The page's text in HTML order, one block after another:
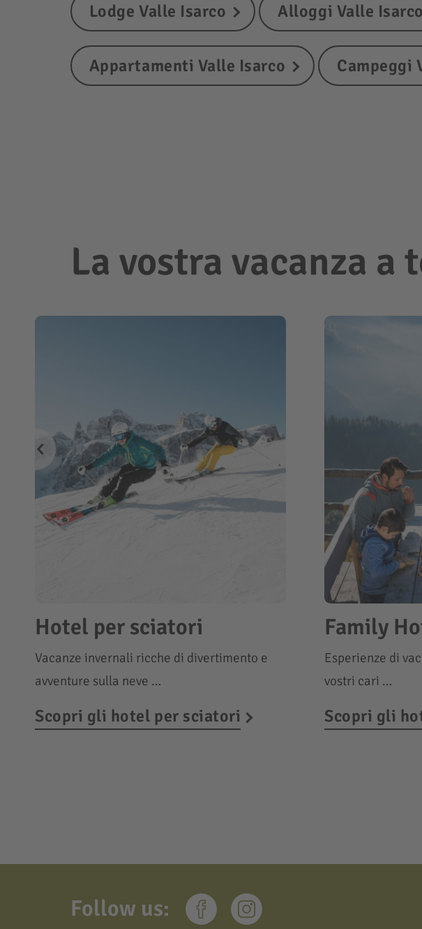
Lodge Valle Isarco Alloggi Valle Isarco
Appartamenti Valle Isarco Campeggi
La vostra vacanza a
Hotel per sciatori
Vacanze invernali ricche di divertimento e
avventure sulla neve …
Scopri gli hotel per sciatori
Family
Esperienze di
vostri cari …
Scopri gli
Follow us: